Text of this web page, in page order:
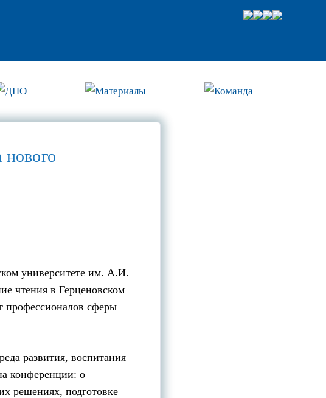
ДПО Материалы Команда
нового
университете им. А.И.
чтения в Герценовском
профессионалов сферы
развития, воспитания
конференции: о
решениях, подготовке